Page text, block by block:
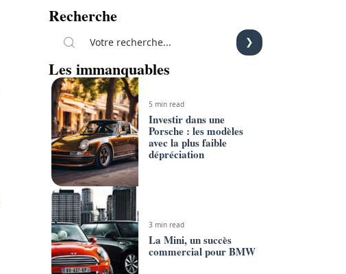
Recherche
Les immanquables
5 min read
Investir dans une
Porsche : les modèles
avec la plus faible
dépréciation
3 min read
La Mini, un succès
commercial pour BMW